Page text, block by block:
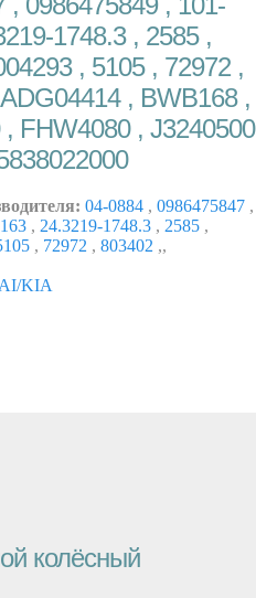
1748.3 , 2585 ,
, 5105 , 72972 ,
, BWB168 ,
FHW4080 , J3240500
04-0884 , 0986475847 ,
, 24.3219-1748.3 , 2585 ,
, 72972 , 803402 ,,
KIA
колёсный